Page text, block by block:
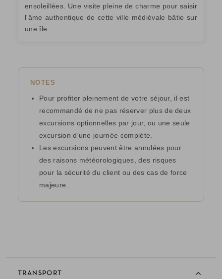
ensoleillées. Une visite pleine de charme pour saisir
l'âme authentique de cette ville médiévale bâtie sur
une île.
NOTES
Pour profiter pleinement de votre séjour, il est
recommandé de ne pas réserver plus de deux
excursions optionnelles par jour, ou une seule
excursion d'une journée complète.
Les excursions peuvent être annulées pour
des raisons météorologiques, des risques
pour la sécurité du client ou des cas de force
majeure.
TRANSPORT